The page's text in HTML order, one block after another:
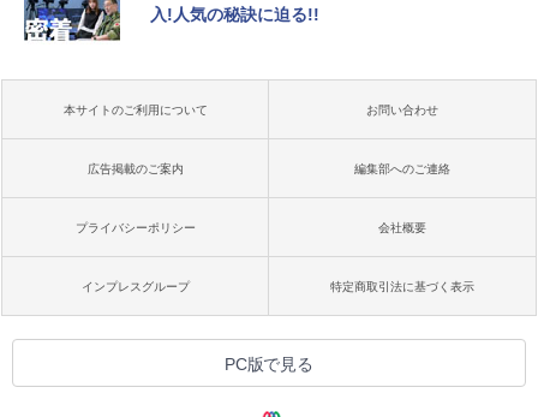
入!人気の秘訣に迫る!!
本サイトのご利用について お問い合わせ
広告掲載のご案内 編集部へのご連絡
プライバシーポリシー 会社概要
インプレスグループ 特定商取引法に基づく表示
PC版で見る